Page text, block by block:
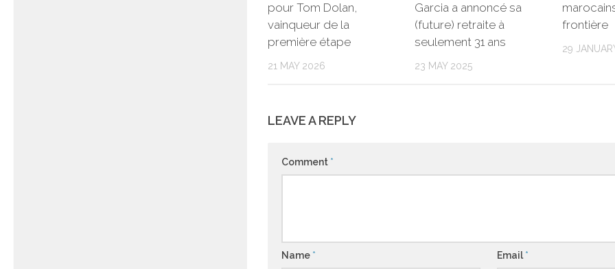
pour Tom Dolan,
vainqueur de la
première étape
21 MAY 2026
Garcia a annoncé sa
(future) retraite à
seulement 31 ans
23 MAY 2025
frontière
29
LEAVE A REPLY
Comment *
Name * Email*